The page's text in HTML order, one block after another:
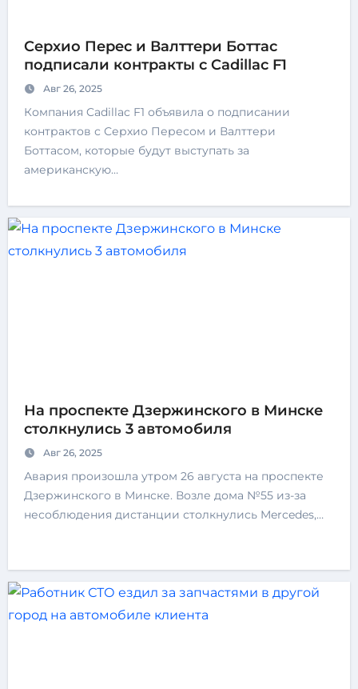
Серхио Перес и Валттери Боттас
подписали контракты с Cadillac F1
Авг 26, 2025
Компания Cadillac F1 объявила о подписании
контрактов с Серхио Пересом и Валттери
Боттасом, которые будут выступать за
американскую…
На проспекте Дзержинского в Минске
столкнулись 3 автомобиля
Авг 26, 2025
Авария произошла утром 26 августа на проспекте
Дзержинского в Минске. Возле дома №55 из-за
несоблюдения дистанции столкнулись Mercedes,…